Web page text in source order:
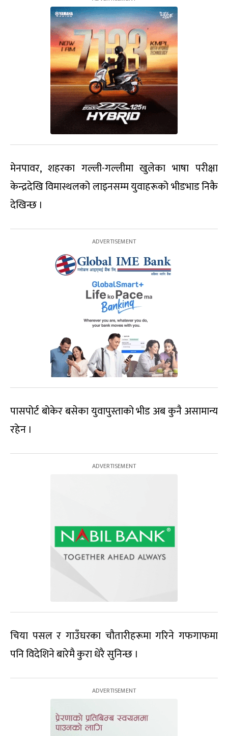
मेनपावर, शहरका गल्ली-गल्लीमा खुलेका भाषा परीक्षा
केन्द्रदेखि विमास्थलको लाइनसम्म युवाहरूको भीडभाड निकै
देखिन्छ ।
पासपोर्ट बोकेर बसेका युवापुस्ताको भीड अब कुनै असामान्य
रहेन ।
चिया पसल र गाउँघरका चौतारीहरूमा गरिने गफगाफमा
पनि विदेशिने बारेमै कुरा धेरै सुनिन्छ ।